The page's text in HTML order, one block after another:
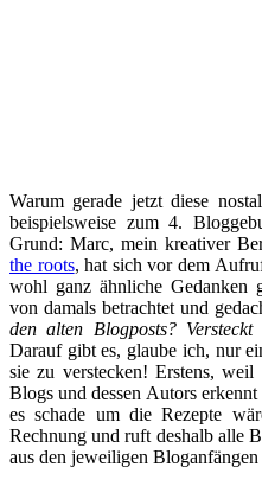
Warum gerade jetzt diese
beispielsweise zum 4.
Grund: Marc, mein kreativer
the roots, hat sich vor dem
wohl ganz ähnliche Gedanken
von damals betrachtet und
den alten Blogposts?
Darauf gibt es, glaube ich, nur
sie zu verstecken! Erstens,
Blogs und dessen Autors
es schade um die Rezepte
Rechnung und ruft deshalb alle
aus den jeweiligen